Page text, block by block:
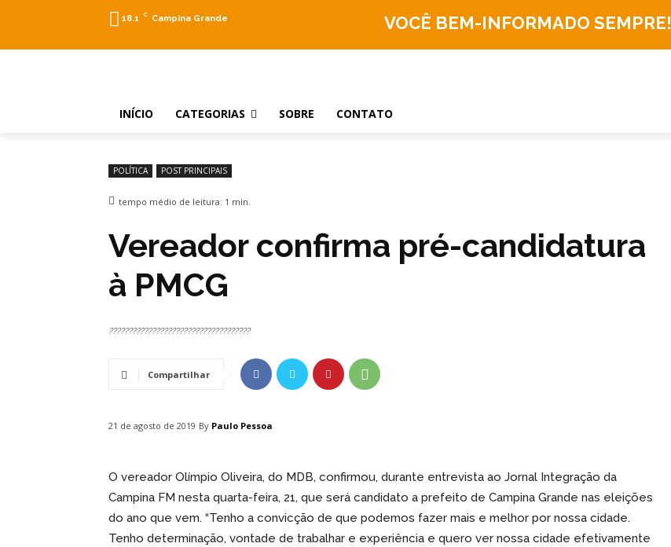
18.1 C Campina Grande VOCÊ BEM-INFORMADO SEMPRE!
INÍCIO CATEGORIAS SOBRE CONTATO
POLÍTICA POST PRINCIPAIS
tempo médio de leitura: 1 min.
Vereador confirma pré-candidatura
à PMCG
????????????????????????????????????
Compartilhar
21 de agosto de 2019 By Paulo Pessoa
O vereador Olímpio Oliveira, do MDB, confirmou, durante entrevista ao Jornal Integração da
Campina FM nesta quarta-feira, 21, que será candidato a prefeito de Campina Grande nas eleições
do ano que vem. “Tenho a convicção de que podemos fazer mais e melhor por nossa cidade.
Tenho determinação, vontade de trabalhar e experiência e quero ver nossa cidade efetivamente